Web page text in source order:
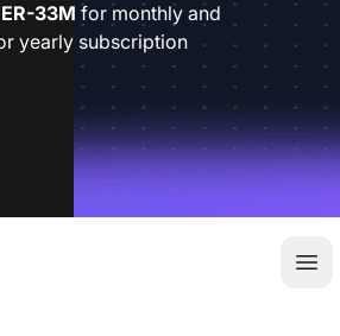
33M for monthly and
yearly subscription